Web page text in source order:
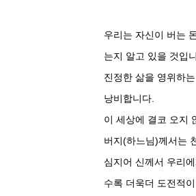
우리는 자신이 버는
는지 알고 있을 것입
진정한 삶을 영위하
낭비합니다.
이 세상에 결코 오지
버지(하느님)께서는
심지어 신께서 우리
수록 더욱더 도전적